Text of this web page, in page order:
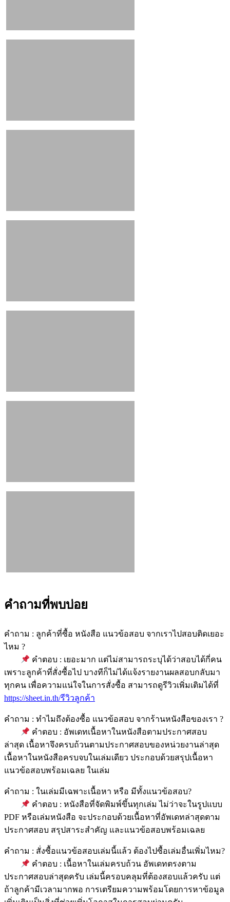
คำถามที่พบบ่อย
คำถาม : ลูกค้าที่ซื้อ หนังสือ แนวข้อสอบ จากเราไปสอบติดเยอะ
ไหม ?
คำตอบ : เยอะมาก แต่ไม่สามารถระบุได้ว่าสอบได้กี่คน
เพราะลูกค้าที่สั่งซื้อไป บางทีก็ไม่ได้แจ้งรายงานผลสอบกลับมา
ทุกคน เพื่อความแน่ใจในการสั่งซื้อ สามารถดูรีวิวเพิ่มเติมได้ที่
https://sheet.in.th/รีวิวลูกค้า
คำถาม : ทำไมถึงต้องซื้อ แนวข้อสอบ จากร้านหนังสือของเรา ?
คำตอบ : อัพเดทเนื้อหาในหนังสือตามประกาศสอบ
ล่าสุด เนื้อหาจึงครบถ้วนตามประกาศสอบของหน่วยงานล่าสุด
เนื้อหาในหนังสือครบจบในเล่มเดียว ประกอบด้วยสรุปเนื้อหา
แนวข้อสอบพร้อมเฉลย ในเล่ม
คำถาม : ในเล่มมีเฉพาะเนื้อหา หรือ มีทั้งแนวข้อสอบ?
คำตอบ : หนังสือที่จัดพิมพ์ขึ้นทุกเล่ม ไม่ว่าจะในรูปแบบ
PDF หรือเล่มหนังสือ จะประกอบด้วยเนื้อหาที่อัพเดทล่าสุดตาม
ประกาศสอบ สรุปสาระสำคัญ และแนวข้อสอบพร้อมเฉลย
คำถาม : สั่งซื้อแนวข้อสอบเล่มนี้แล้ว ต้องไปซื้อเล่มอื่นเพิ่มไหม?
คำตอบ : เนื้อหาในเล่มครบถ้วน อัพเดทตรงตาม
ประกาศสอบล่าสุดครับ เล่มนี้ครอบคลุมที่ต้องสอบแล้วครับ แต่
ถ้าลูกค้ามีเวลามากพอ การเตรียมความพร้อมโดยการหาข้อมูล